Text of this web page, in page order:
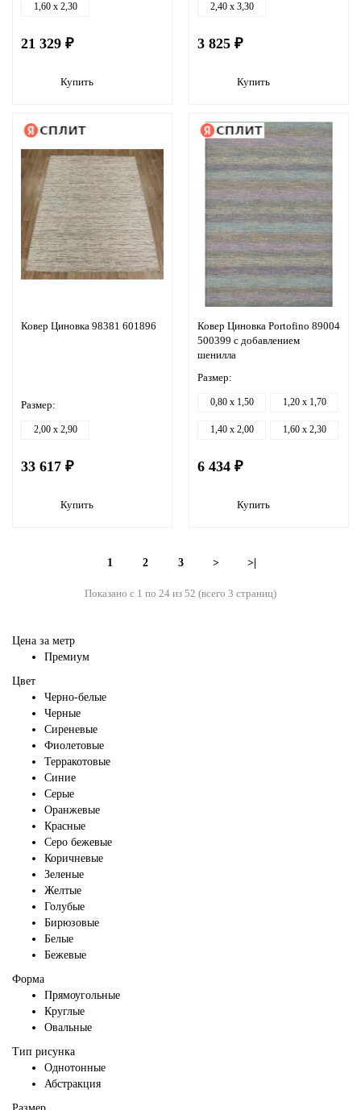
1,60 x 2,30
21 329 ₽
Купить
2,40 x 3,30
3 825 ₽
Купить
Ковер Циновка 98381 601896
Размер:
2,00 x 2,90
33 617 ₽
Купить
Ковер Циновка Portofino 89004
500399 с добавлением
шенилла
Размер:
0,80 x 1,50 1,20 x 1,70
1,40 x 2,00 1,60 x 2,30
6 434 ₽
Купить
1 2 3 > >|
Показано с 1 по 24 из 52 (всего 3 страниц)
Цена за метр
Премиум
Цвет
Черно-белые
Черные
Сиреневые
Фиолетовые
Терракотовые
Синие
Серые
Оранжевые
Красные
Серо бежевые
Коричневые
Зеленые
Желтые
Голубые
Бирюзовые
Белые
Бежевые
Форма
Прямоугольные
Круглые
Овальные
Тип рисунка
Однотонные
Абстракция